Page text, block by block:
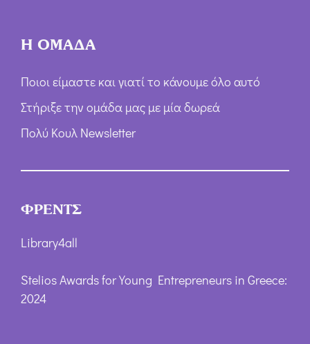
Η ΟΜΑΔΑ
Ποιοι είμαστε και γιατί το κάνουμε όλο αυτό
Στήριξε την ομάδα μας με μία δωρεά
Πολύ Κουλ Newsletter
ΦΡΕΝΤΣ
Library4all
Stelios Awards for Young Entrepreneurs in Greece:
2024